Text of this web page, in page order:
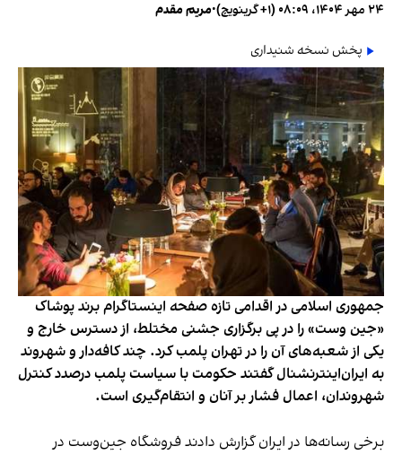
۲۴ مهر ۱۴۰۴، ۰۸:۰۹ (‎+۱ گرینویچ) •مریم مقدم
پخش نسخه شنیداری
جمهوری اسلامی در اقدامی تازه صفحه اینستاگرام برند پوشاک
«جین وست» را در پی برگزاری جشنی مختلط، از دسترس خارج و
یکی از شعبه‌های آن را در تهران پلمب کرد. چند کافه‌‌دار و شهروند
به ایران‌اینترنشنال گفتند حکومت با سیاست پلمب درصدد کنترل
شهروندان، اعمال فشار بر آنان و انتقام‌گیری است.
برخی رسانه‌ها در ایران گزارش دادند فروشگاه جین‌وست در